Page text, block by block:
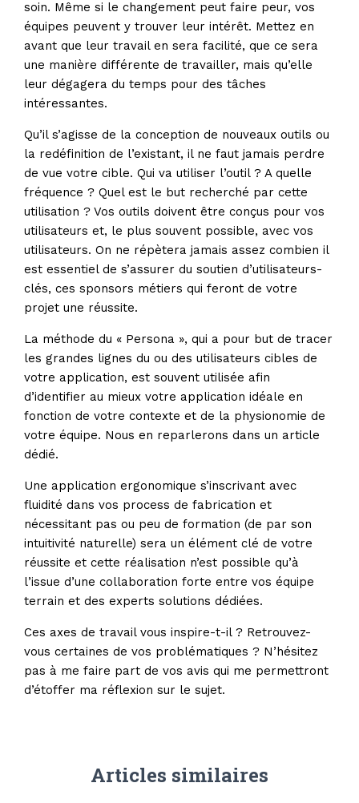
soin. Même si le changement peut faire peur, vos
équipes peuvent y trouver leur intérêt. Mettez en
avant que leur travail en sera facilité, que ce sera
une manière différente de travailler, mais qu’elle
leur dégagera du temps pour des tâches
intéressantes.
Qu’il s’agisse de la conception de nouveaux outils ou
la redéfinition de l’existant, il ne faut jamais perdre
de vue votre cible. Qui va utiliser l’outil ? A quelle
fréquence ? Quel est le but recherché par cette
utilisation ? Vos outils doivent être conçus pour vos
utilisateurs et, le plus souvent possible, avec vos
utilisateurs. On ne répètera jamais assez combien il
est essentiel de s’assurer du soutien d’utilisateurs-
clés, ces sponsors métiers qui feront de votre
projet une réussite.
La méthode du « Persona », qui a pour but de tracer
les grandes lignes du ou des utilisateurs cibles de
votre application, est souvent utilisée afin
d’identifier au mieux votre application idéale en
fonction de votre contexte et de la physionomie de
votre équipe. Nous en reparlerons dans un article
dédié.
Une application ergonomique s’inscrivant avec
fluidité dans vos process de fabrication et
nécessitant pas ou peu de formation (de par son
intuitivité naturelle) sera un élément clé de votre
réussite et cette réalisation n’est possible qu’à
l’issue d’une collaboration forte entre vos équipe
terrain et des experts solutions dédiées.
Ces axes de travail vous inspire-t-il ? Retrouvez-
vous certaines de vos problématiques ? N’hésitez
pas à me faire part de vos avis qui me permettront
d’étoffer ma réflexion sur le sujet.
Articles similaires